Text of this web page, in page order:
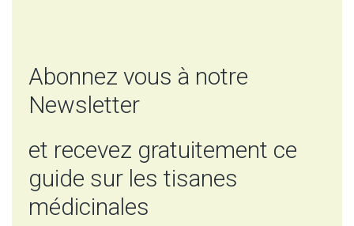
Abonnez vous à notre
Newsletter
et recevez gratuitement ce
guide sur les tisanes
médicinales